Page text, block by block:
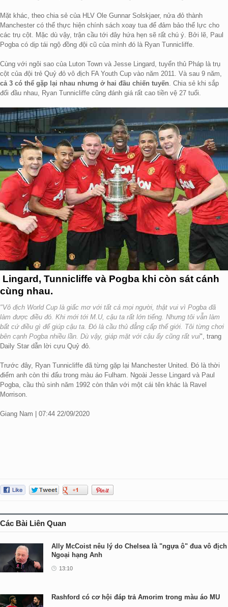
Mặt khác, theo chia sẻ của HLV Ole Gunnar Solskjaer, nửa đỏ thành
Manchester có thể thực hiện chính sách xoay tua để đảm bảo thể lực cho
các trụ cột. Mặc dù vậy, trận cầu tới đây hứa hẹn sẽ rất chú ý. Bởi lẽ, Paul
Pogba có dịp tái ngộ đồng đội cũ của mình đó là Ryan Tunnicliffe.
Cùng với ngôi sao của Luton Town và Jesse Lingard, tuyển thủ Pháp là trụ
cột của đội trẻ Quỷ đỏ vô địch FA Youth Cup vào năm 2011. Và sau 9 năm,
cả 3 có thể gặp lại nhau nhưng ở hai đầu chiến tuyến. Chia sẻ khi sắp
đối đầu nhau, Ryan Tunnicliffe cũng đánh giá rất cao tiền vệ 27 tuổi.
Lingard, Tunnicliffe và Pogba khi còn sát cánh
cùng nhau.
"Vô địch World Cup là giấc mơ với tất cả mọi người, thật vui vì Pogba đã
làm được điều đó. Khi mới tới M.U, cậu ta rất lớn tiếng. Nhưng tôi vẫn làm
bất cứ điều gì để giúp cậu ta. Đó là cầu thủ đẳng cấp thế giới. Tôi từng chơi
bên cạnh Pogba nhiều lần. Dù vậy, giáp mặt với cậu ấy cũng rất vui", trang
Daily Star dẫn lời cựu Quỷ đỏ.
Trước đây, Ryan Tunnicliffe đã từng gặp lại Manchester United. Đó là thời
điểm anh còn thi đấu trong màu áo Fulham. Ngoài Jesse Lingard và Paul
Pogba, cầu thủ sinh năm 1992 còn thân với một cái tên khác là Ravel
Morrison.
Giang Nam | 07:44 22/09/2020
Các Bài Liên Quan
Ally McCoist nêu lý do Chelsea là "ngựa ô" đua vô địch
Ngoại hạng Anh
13:10
Rashford có cơ hội đáp trả Amorim trong màu áo MU